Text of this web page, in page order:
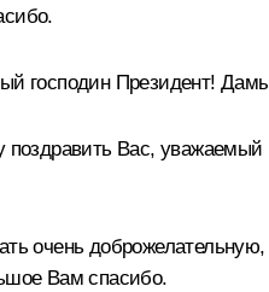
господин Президент!
поздравить Вас,
очень
Вам спасибо.